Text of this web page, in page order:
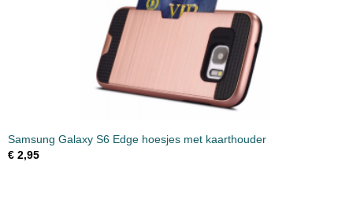
Samsung Galaxy S6 Edge hoesjes met kaarthouder
€ 2,95